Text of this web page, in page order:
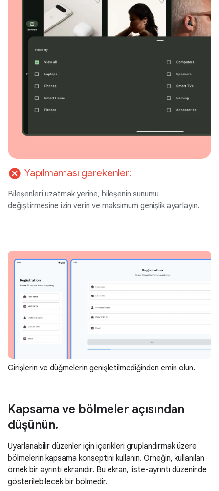
cancel Yapılmaması gerekenler:
Bileşenleri uzatmak yerine, bileşenin sunumu
değiştirmesine izin verin ve maksimum genişlik ayarlayın.
Girişlerin ve düğmelerin genişletilmediğinden emin olun.
Kapsama ve bölmeler açısından
düşünün.
Uyarlanabilir düzenler için içerikleri gruplandırmak üzere
bölmelerin kapsama konseptini kullanın. Örneğin, kullanılan
örnek bir ayrıntı ekranıdır. Bu ekran, liste-ayrıntı düzeninde
gösterilebilecek bir bölmedir.